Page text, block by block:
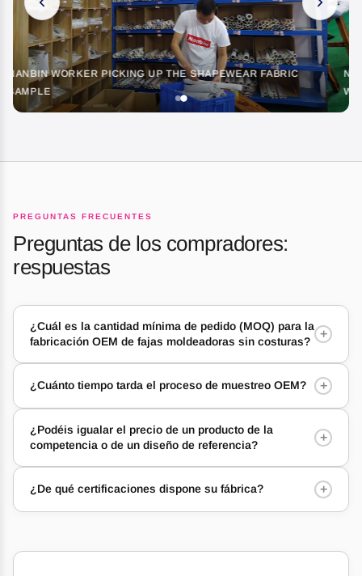
NANBIN EMPLOYEES SEWING SHAPEWEAR IN THE
WORKSHOP
PREGUNTAS FRECUENTES
Preguntas de los compradores:
respuestas
¿Cuál es la cantidad mínima de pedido (MOQ) para la
fabricación OEM de fajas moldeadoras sin costuras?
+
¿Cuánto tiempo tarda el proceso de muestreo OEM? +
¿Podéis igualar el precio de un producto de la
competencia o de un diseño de referencia?
+
¿De qué certificaciones dispone su fábrica? +